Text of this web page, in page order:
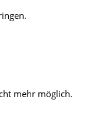
mehr möglich.